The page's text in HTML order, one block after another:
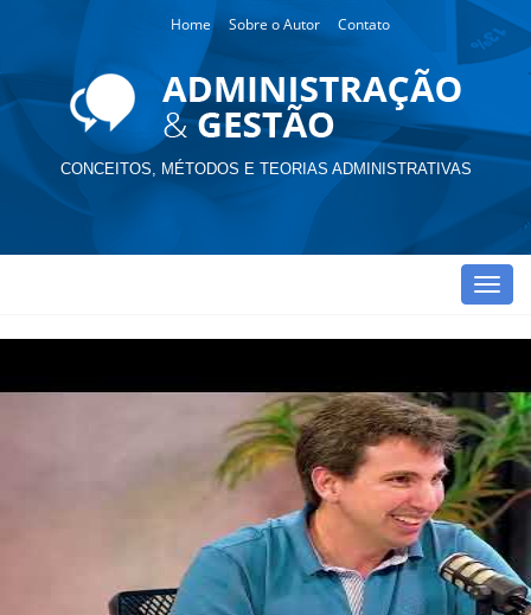
Home Sobre o Autor Contato
CONCEITOS, MÉTODOS E TEORIAS ADMINISTRATIVAS